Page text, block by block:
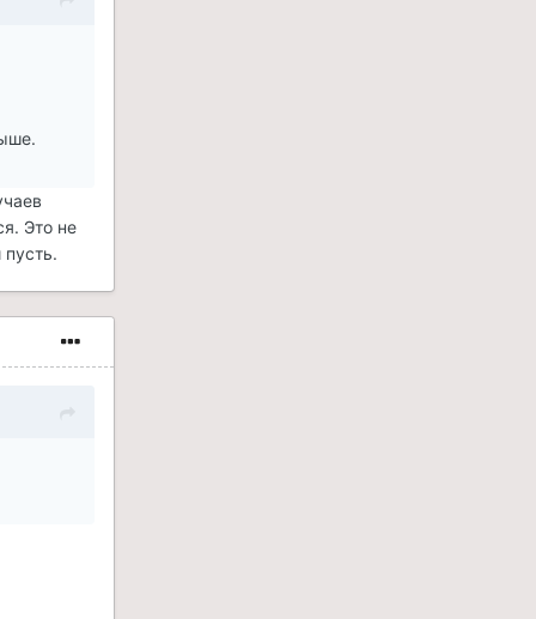
Это не